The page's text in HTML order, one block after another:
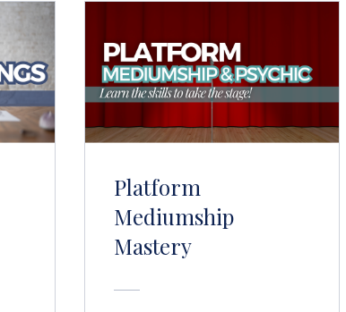
Platform
Mediumship
Mastery